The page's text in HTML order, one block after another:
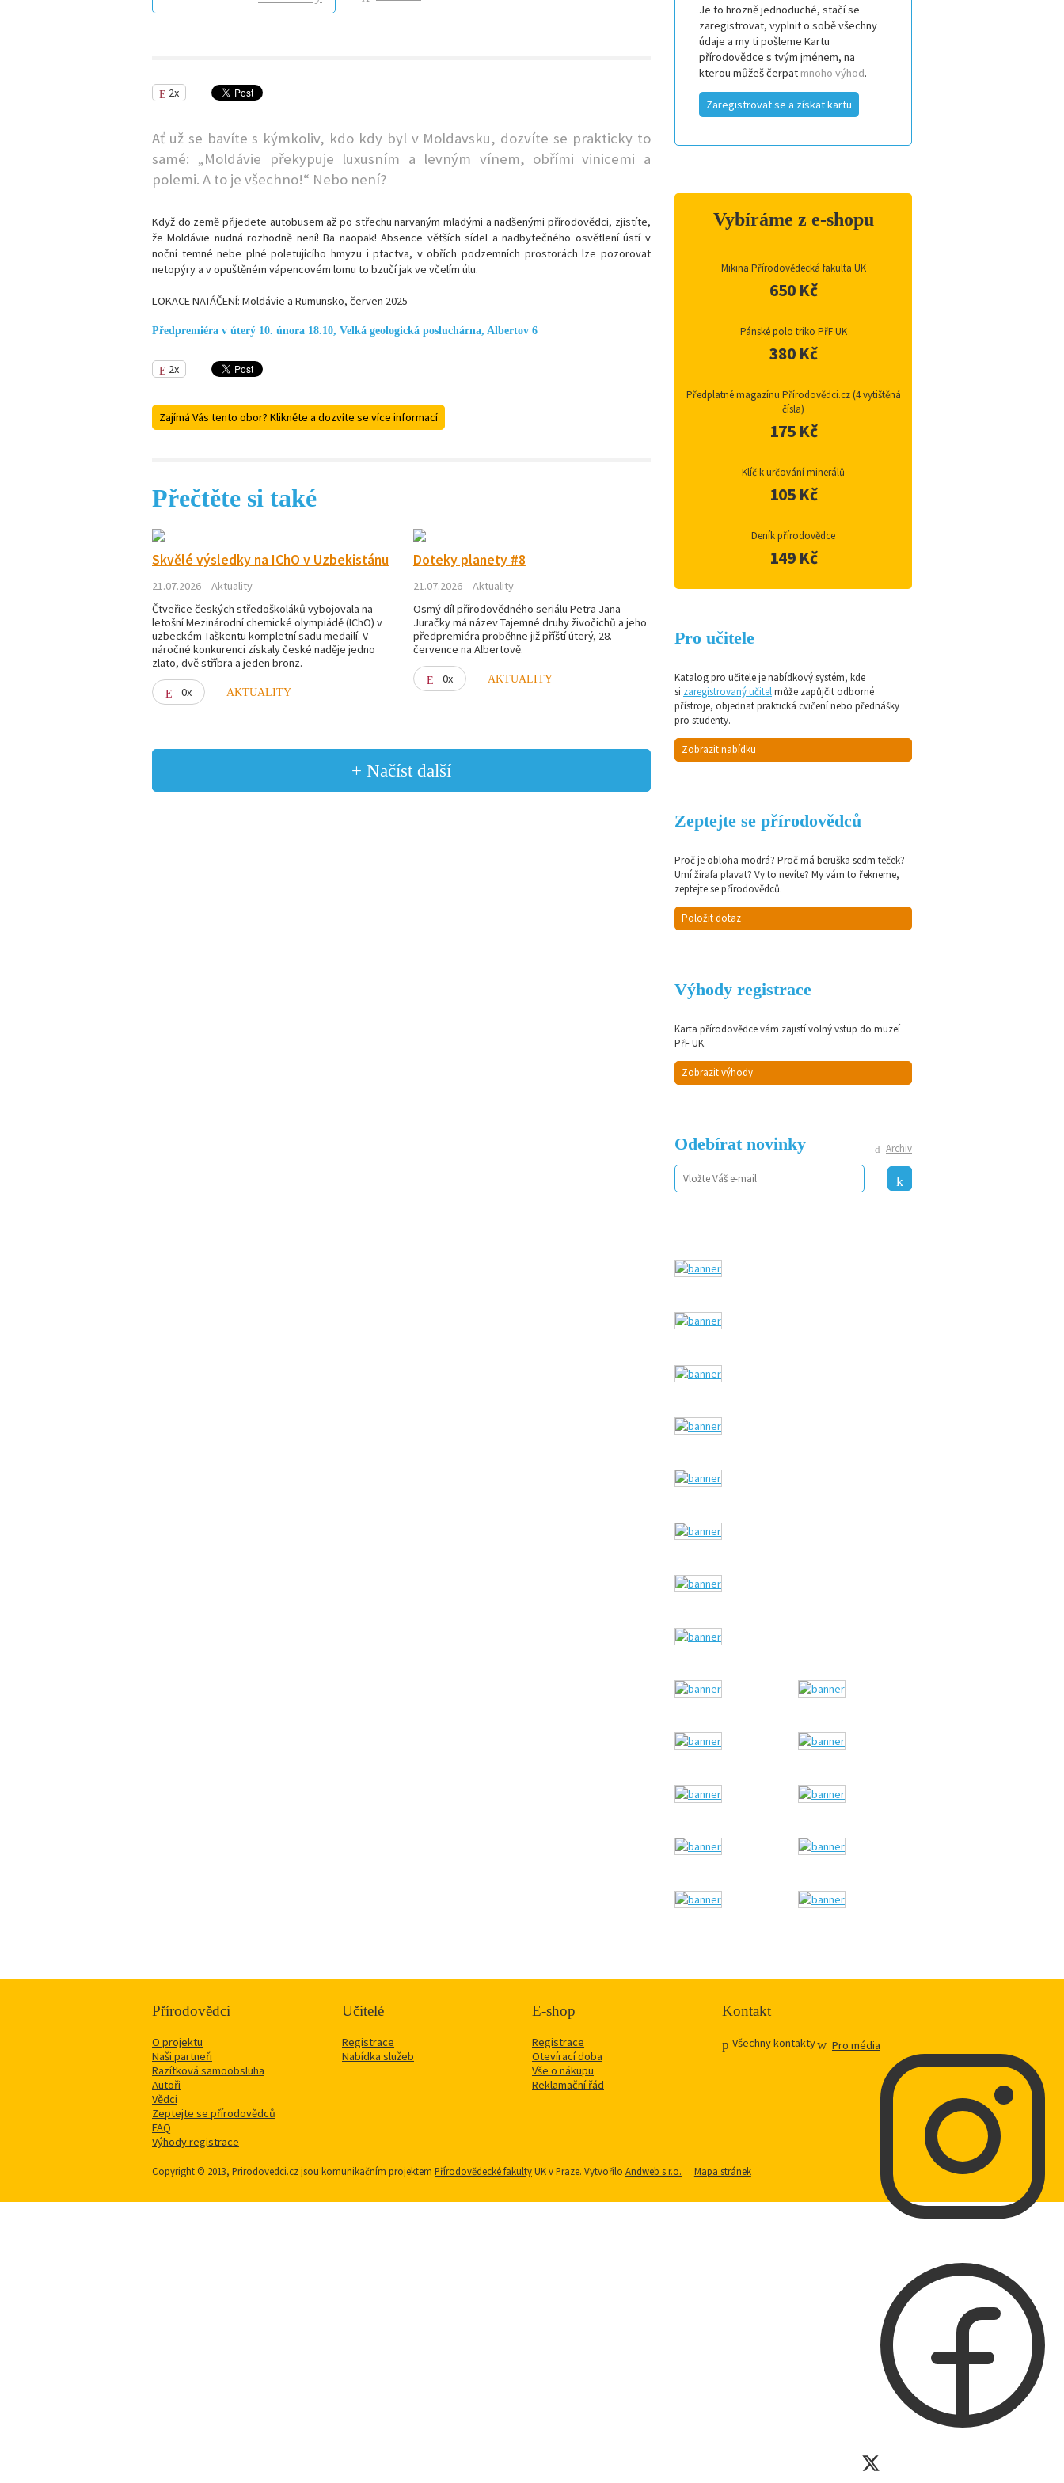
2x
Ať už se bavíte s kýmkoliv, kdo kdy byl v Moldavsku, dozvíte se prakticky to
samé: „Moldávie překypuje luxusním a levným vínem, obřími vinicemi a
polemi. A to je všechno!“ Nebo není?
Když do země přijedete autobusem až po střechu narvaným mladými a nadšenými přírodovědci, zjistíte,
že Moldávie nudná rozhodně není! Ba naopak! Absence větších sídel a nadbytečného osvětlení ústí v
noční temné nebe plné poletujícího hmyzu i ptactva, v obřích podzemních prostorách lze pozorovat
netopýry a v opuštěném vápencovém lomu to bzučí jak ve včelím úlu.
LOKACE NATÁČENÍ: Moldávie a Rumunsko, červen 2025
Předpremiéra v úterý 10. února 18.10, Velká geologická posluchárna, Albertov 6
2x
Zajímá Vás tento obor? Klikněte a dozvíte se více informací
Přečtěte si také
Skvělé výsledky na IChO v Uzbekistánu
21.07.2026
Aktuality
Čtveřice českých středoškoláků vybojovala na
letošní Mezinárodní chemické olympiádě (IChO) v
uzbeckém Taškentu kompletní sadu medailí. V
náročné konkurenci získaly české naděje jedno
zlato, dvě stříbra a jeden bronz.
0x AKTUALITY
Doteky planety #8
21.07.2026
Aktuality
Osmý díl přírodovědného seriálu Petra Jana
Juračky má název Tajemné druhy živočichů a jeho
předpremiéra proběhne již příští úterý, 28.
července na Albertově.
0x AKTUALITY
+ Načíst další
Je to hrozně jednoduché, stačí se
zaregistrovat, vyplnit o sobě všechny
údaje a my ti pošleme Kartu
přírodovědce s tvým jménem, na
kterou můžeš čerpat mnoho výhod.
Zaregistrovat se a získat kartu
Vybíráme z e-shopu
Mikina Přírodovědecká fakulta UK
650 Kč
Pánské polo triko PřF UK
380 Kč
Předplatné magazínu Přírodovědci.cz (4 vytištěná
čísla)
175 Kč
Klíč k určování minerálů
105 Kč
Deník přírodovědce
149 Kč
Pro učitele
Katalog pro učitele je nabídkový systém, kde
si zaregistrovaný učitelmůže zapůjčit odborné
přístroje, objednat praktická cvičení nebo přednášky
pro studenty.
Zobrazit nabídku
Zeptejte se přírodovědců
Proč je obloha modrá? Proč má beruška sedm teček?
Umí žirafa plavat? Vy to nevíte? My vám to řekneme,
zeptejte se přírodovědců.
Položit dotaz
Výhody registrace
Karta přírodovědce vám zajistí volný vstup do muzeí
PřF UK.
Zobrazit výhody
Archiv
Odebírat novinky
Přírodovědci
O projektu
Naši partneři
Razítková samoobsluha
Autoři
Vědci
Zeptejte se přírodovědců
FAQ
Výhody registrace
Učitelé
Registrace
Nabídka služeb
E-shop
Registrace
Otevírací doba
Vše o nákupu
Reklamační řád
Kontakt
Všechny kontakty Pro média
Copyright © 2013, Prirodovedci.cz jsou komunikačním projektem Přírodovědecké fakultyUK v Praze. Vytvořilo Andweb s.r.o. Mapa stránek